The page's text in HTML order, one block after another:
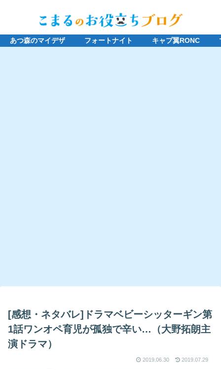
あつ森のマイデザ フォートナイト キャプ翼RONC
[感想・ネタバレ]ドラマベビーシッターギン第
1話ワンオペ育児が孤独で辛い…（大野拓朗主
演ドラマ）
2019.06.30 2019.07.29